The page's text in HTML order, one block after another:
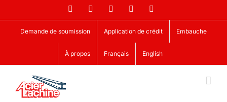
to
content
FacebookLinkedIn YouTube
Demande de soumission Application de crédit Embauche
À propos Français English